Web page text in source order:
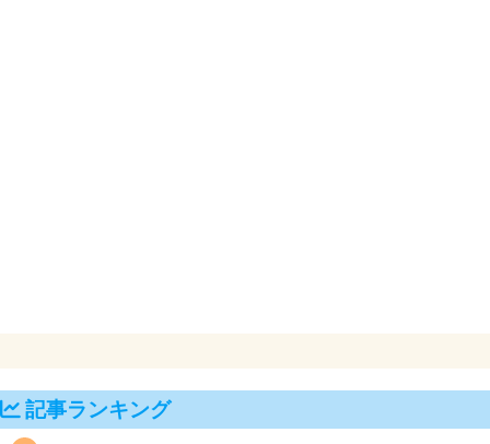
記事ランキング